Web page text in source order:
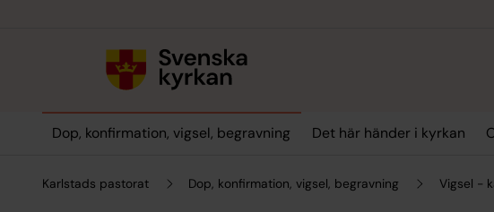
Dop, konfirmation, vigsel, begravning Det här händer i kyrkan
Karlstads pastorat Dop, konfirmation, vigsel, begravning Vigsel -